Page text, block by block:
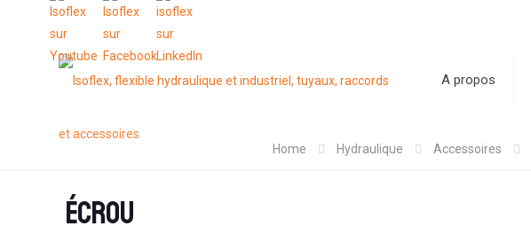
A propos
Home Hydraulique Accessoires
Écrou